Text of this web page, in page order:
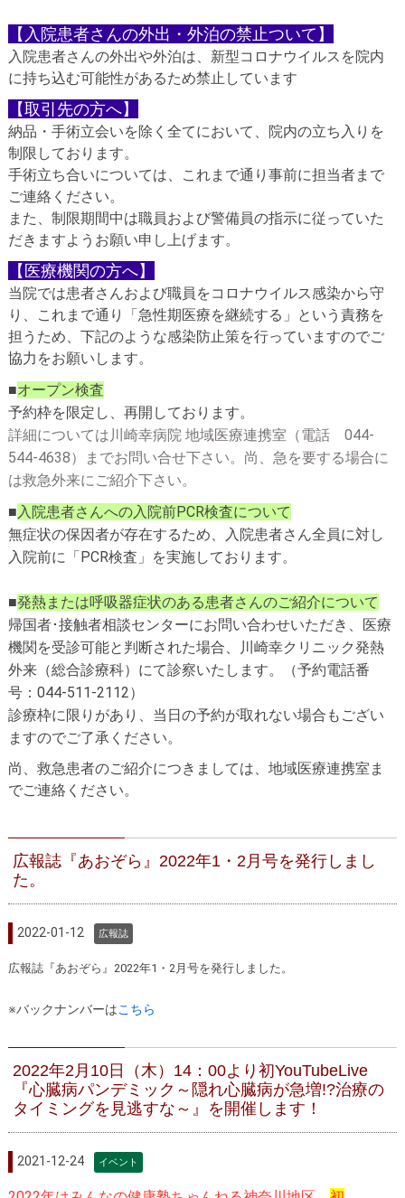
【入院患者さんの外出・外泊の禁止ついて】
入院患者さんの外出や外泊は、新型コロナウイルスを院内
に持ち込む可能性があるため禁止しています
【取引先の方へ】
納品・手術立会いを除く全てにおいて、院内の立ち入りを
制限しております。
手術立ち合いについては、これまで通り事前に担当者まで
ご連絡ください。
また、制限期間中は職員および警備員の指示に従っていた
だきますようお願い申し上げます。
【医療機関の方へ】
当院では患者さんおよび職員をコロナウイルス感染から守
り、これまで通り「急性期医療を継続する」という責務を
担うため、下記のような感染防止策を行っていますのでご
協力をお願いします。
■オープン検査
予約枠を限定し、再開しております。
詳細については川崎幸病院 地域医療連携室 （電話 044-
544-4638）までお問い合せ下さい。尚、急を要する場合に
は救急外来にご紹介下さい。
■入院患者さんへの入院前PCR検査について
無症状の保因者が存在するため、入院患者さん全員に対し
入院前に「PCR検査」を実施しております。
■発熱または呼吸器症状のある患者さんのご紹介について
帰国者･接触者相談センターにお問い合わせいただき、医療
機関を受診可能と判断された場合、川崎幸クリニック発熱
外来（総合診療科）にて診察いたします。（予約電話番
号： 044-511-2112）
診療枠に限りがあり、当日の予約が取れない場合もござい
ますのでご了承ください。
尚、救急患者のご紹介につきましては、地域医療連携室ま
でご連絡ください。
広報誌『あおぞら』2022年1・2月号を発行しまし
た。
2022-01-12 広報誌
広報誌『あおぞら』2022年1・2月号を発行しました。
※バックナンバーはこちら
2022年2月10日（木）14：00より初YouTubeLive
『心臓病パンデミック～隠れ心臓病が急増!?治療の
タイミングを見逃すな～』を開催します！
2021-12-24 イベント